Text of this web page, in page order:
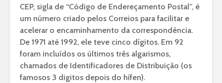
CEP, sigla de “Código de Endereçamento Postal”, é
um número criado pelos Correios para facilitar e
acelerar o encaminhamento da correspondência.
De 1971 até 1992, ele teve cinco dígitos. Em 92
foram incluídos os últimos três algarismos,
chamados de Identificadores de Distribuição (os
famosos 3 digitos depois do hífen).